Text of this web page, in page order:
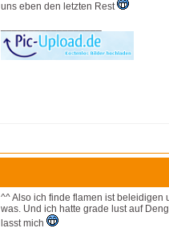
uns eben den letzten Rest
^^ Also ich finde flamen ist beleidigen
was. Und ich hatte grade lust auf
lasst mich